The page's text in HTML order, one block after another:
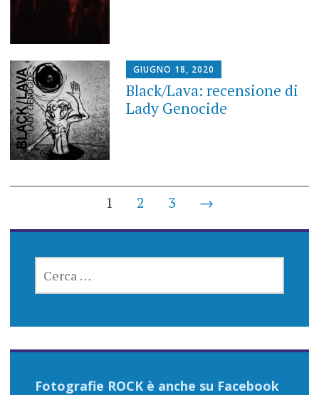
GIUGNO 18, 2020
Black/Lava: recensione di
Lady Genocide
navigation
1 2 3 →
PER:
Fotografie ROCK è anche su Facebook